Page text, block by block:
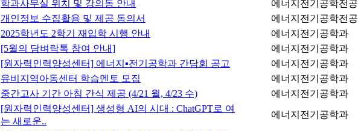
학과사무실 위치 및 강의동 안내 에너지전기공학전공
개인정보 수집활용 및 제공 동의서 에너지전기공학전공
2025학년도 2학기 재입학 시행 안내 에너지전기공학과
[5월의 담벼락톡 참여 안내] 에너지전기공학과
[원자력인력양성센터] 에너지▪전기공학과 간담회 공고 에너지전기공학과
유비지역아동센터 학습멘토 모집 에너지전기공학과
중간고사 기간 아침 간식 제공 (4/21 월, 4/23 수) 에너지전기공학과
[원자력인력양성센터] 생성형 AI의 시대 : ChatGPT로 여
는 새로운..
에너지전기공학과